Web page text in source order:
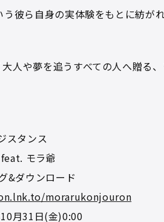
彼ら自身の実体験をもとに紡が
人や夢を追うすべての人へ贈る
スタンス
モラ爺
&ダウンロード
morarukonjouron
月31日(金)0:00